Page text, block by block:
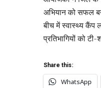
अभियान को सफल
बीच में स्वास्थ्य कैंप
प्रतिभागियों को टी-
Share this:
WhatsApp